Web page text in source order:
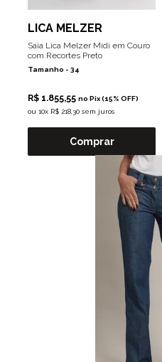
LICA MELZER
Saia Lica Melzer Midi em Couro
com Recortes Preto
Tamanho - 34
R$ 1.855,55 no Pix (15% OFF)
ou 10x R$ 218,30 sem juros
Comprar